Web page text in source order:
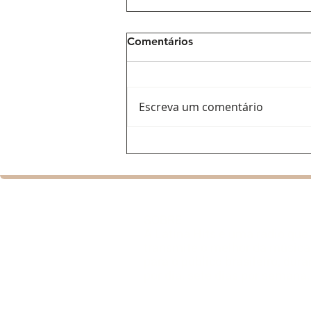
renovar o vallenato e
Comentários
Escreva um comentário